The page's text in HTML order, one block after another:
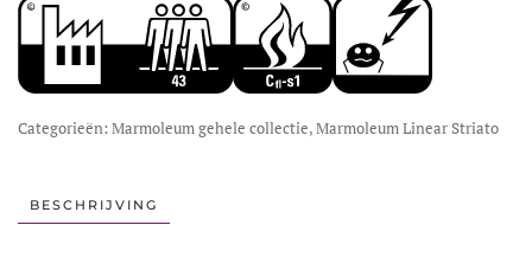
Categorieën: Marmoleum gehele collectie,Marmoleum Linear Striato
BESCHRIJVING